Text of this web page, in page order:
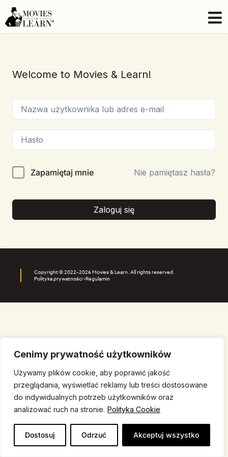
Cenimy prywatność użytkowników
Używamy plików cookie, aby poprawić jakość
przeglądania, wyświetlać reklamy lub treści dostosowane
do indywidualnych potrzeb użytkowników oraz
analizować ruch na stronie. Polityka Cookie
Dostosuj Odrzuć Akceptuj wszystko
Welcome to Movies & Learn!
Zapamiętaj mnie Nie pamiętasz hasła?
Zaloguj się
Copyright © 2022–2026 Movies & Learn. All rights reserved.
Polityka prywatności •Regulamin